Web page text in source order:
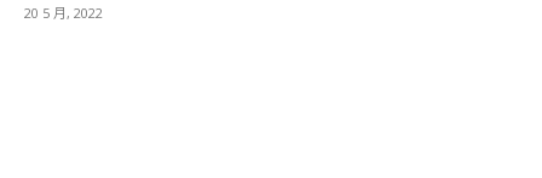
20 5 月, 2022